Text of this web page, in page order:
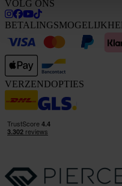
VOLG ONS
VERZENDOPTIES